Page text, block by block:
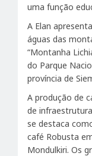
uma função
A Elan
águas das
“Montanha
do Parque
província de
A produção de
de
se destaca
café Robusta
Mondulkiri. Os